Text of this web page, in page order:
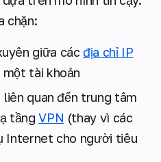
chặn:
giữa cácđịa chỉ IP
một tài khoản
quan đến trung tâm
tầngVPN (thay vì các
Internet cho người tiêu